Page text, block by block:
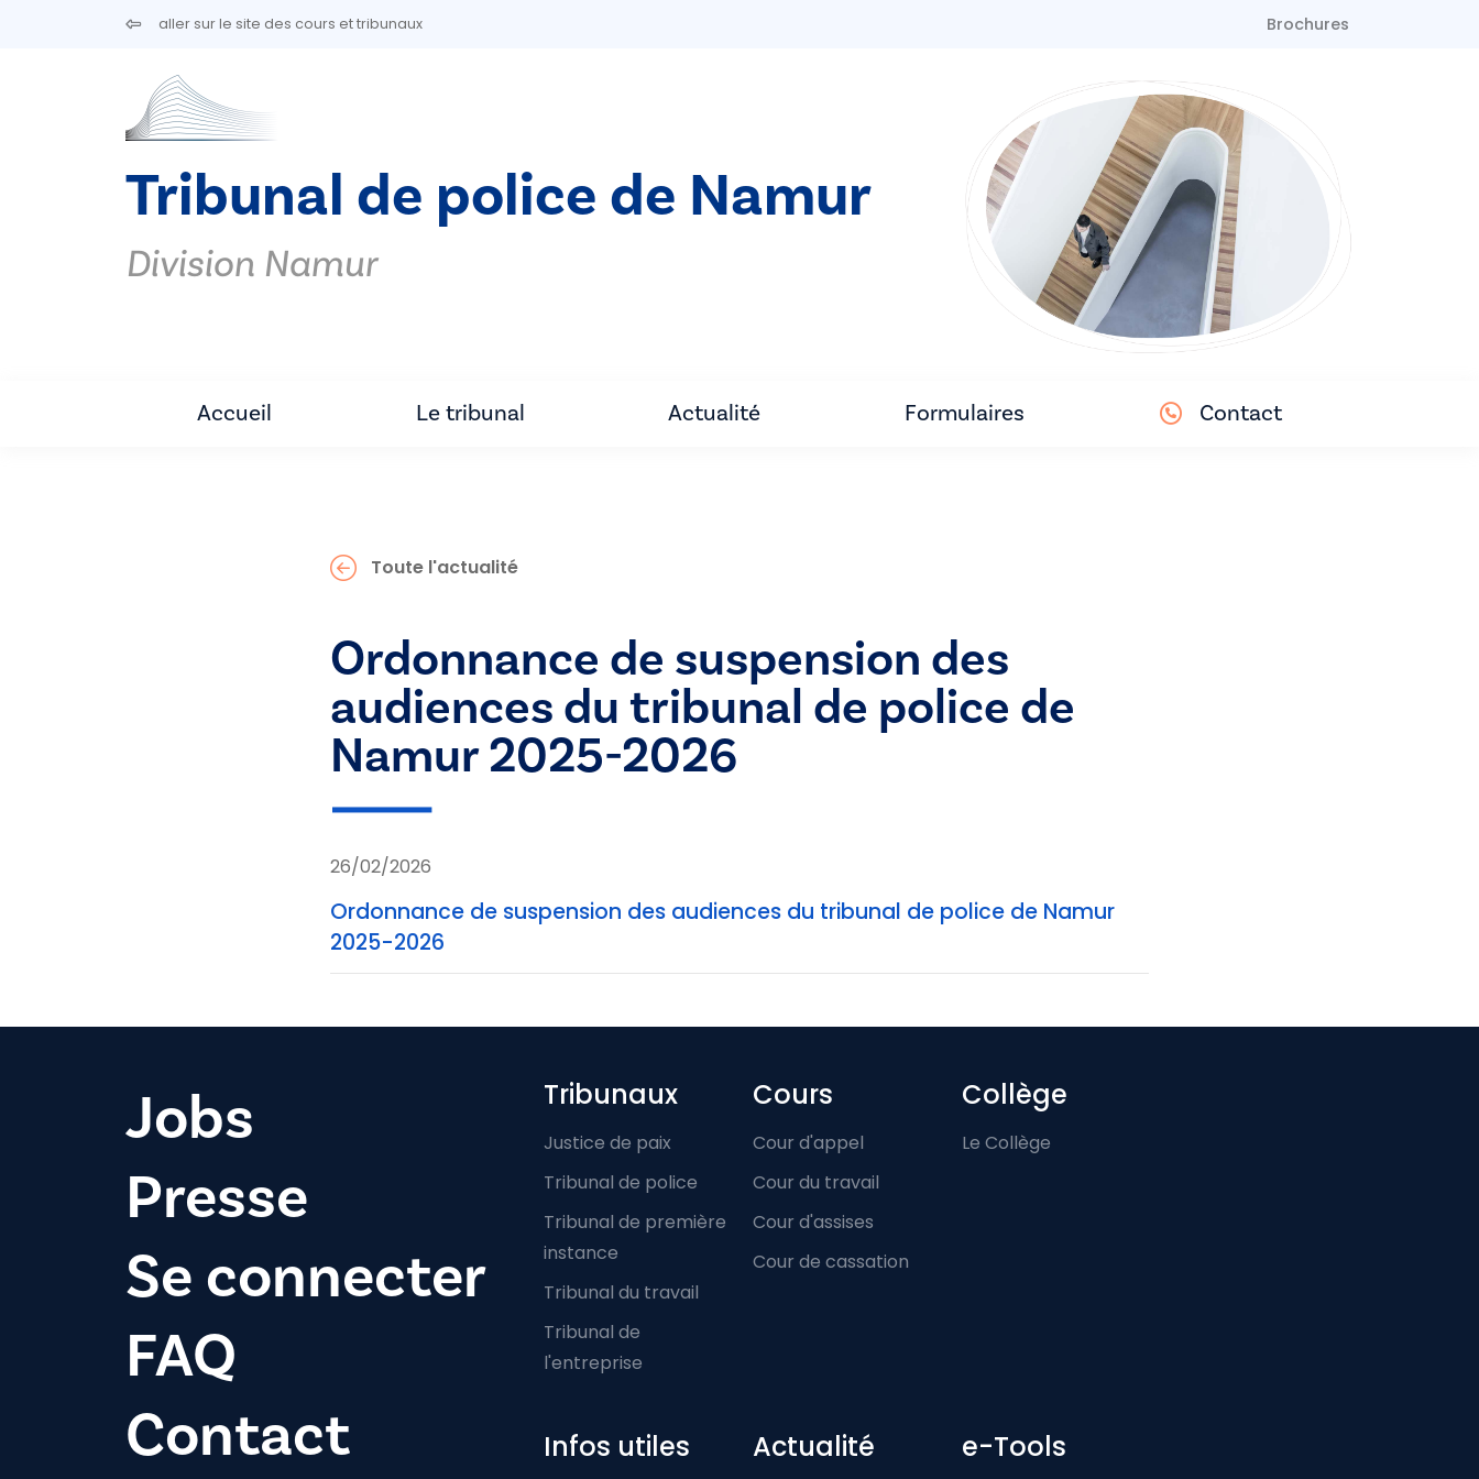
Aller au contenu principalaller sur le site des cours et tribunaux Brochures
Tribunal de police de Namur
Division Namur
Accueil Le tribunal Actualité Formulaires Contact
Toute l'actualité
Ordonnance de suspension des
audiences du tribunal de police de
Namur 2025-2026
26/02/2026
Ordonnance de suspension des audiences du tribunal de police de Namur
2025-2026
Jobs
Presse
Se connecter
FAQ
Contact
Footer-menu
Tribunaux
Justice de paix
Tribunal de police
Tribunal de première
instance
Tribunal du travail
Tribunal de
l'entreprise
Cours
Cour d'appel
Cour du travail
Cour d'assises
Cour de cassation
Collège
Le Collège
Infos utiles Actualité e-Tools